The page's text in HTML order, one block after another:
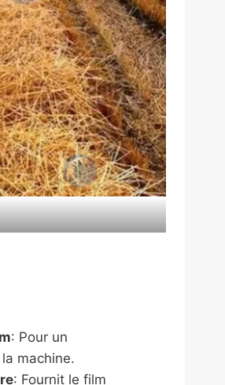
: Pour un
machine.
: Fournit le film